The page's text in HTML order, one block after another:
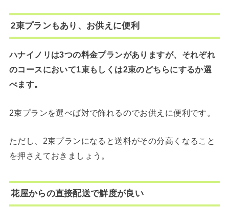
2束プランもあり、お供えに便利
ハナイノリは3つの料金プランがありますが、それぞれ
のコースにおいて1束もしくは2束のどちらにするか選
べます。
2束プランを選べば対で飾れるのでお供えに便利です。
ただし、2束プランになると送料がその分高くなること
を押さえておきましょう。
花屋からの直接配送で鮮度が良い